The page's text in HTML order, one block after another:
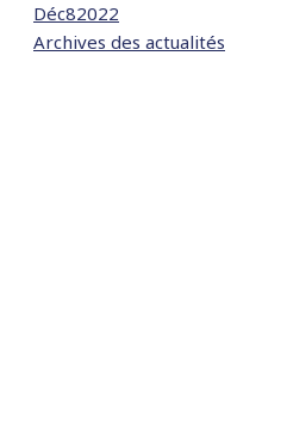
Déc82022
Archives des actualités